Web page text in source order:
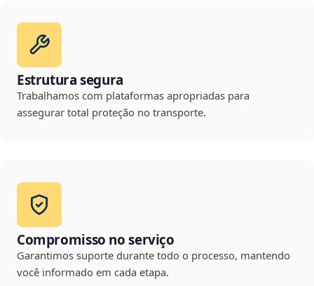
Estrutura segura
Trabalhamos com plataformas apropriadas para
assegurar total proteção no transporte.
Compromisso no serviço
Garantimos suporte durante todo o processo, mantendo
você informado em cada etapa.